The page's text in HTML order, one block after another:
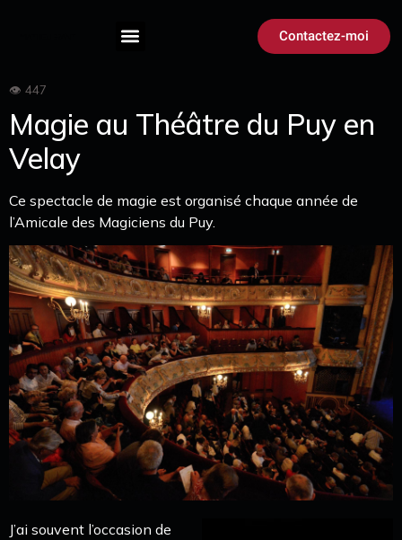
Contactez-moi
Magie au Théâtre du Puy en
Velay
Ce spectacle de magie est organisé chaque année de
l’Amicale des Magiciens du Puy.
J’ai souvent l’occasion de